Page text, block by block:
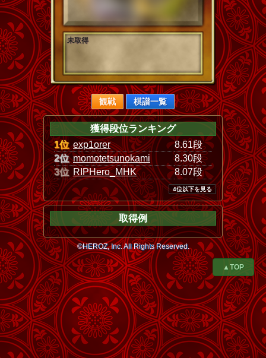
未取得
観戦 棋譜一覧
獲得段位ランキング
1位 exp1orer
8.61段
2位 momotetsunokami
8.30段
3位 RIPHero_MHK 8.07段
4位以下を見る
取得例
©HEROZ, Inc. All Rights Reserved.
▲TOP